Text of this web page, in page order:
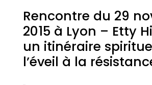
Rencontre du 29
2015 à Lyon – Etty
un itinéraire
l’éveil à la